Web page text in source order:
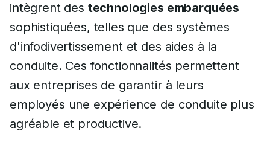
intègrent des technologies embarquées
sophistiquées, telles que des systèmes
d'infodivertissement et des aides à la
conduite. Ces fonctionnalités permettent
aux entreprises de garantir à leurs
employés une expérience de conduite plus
agréable et productive.